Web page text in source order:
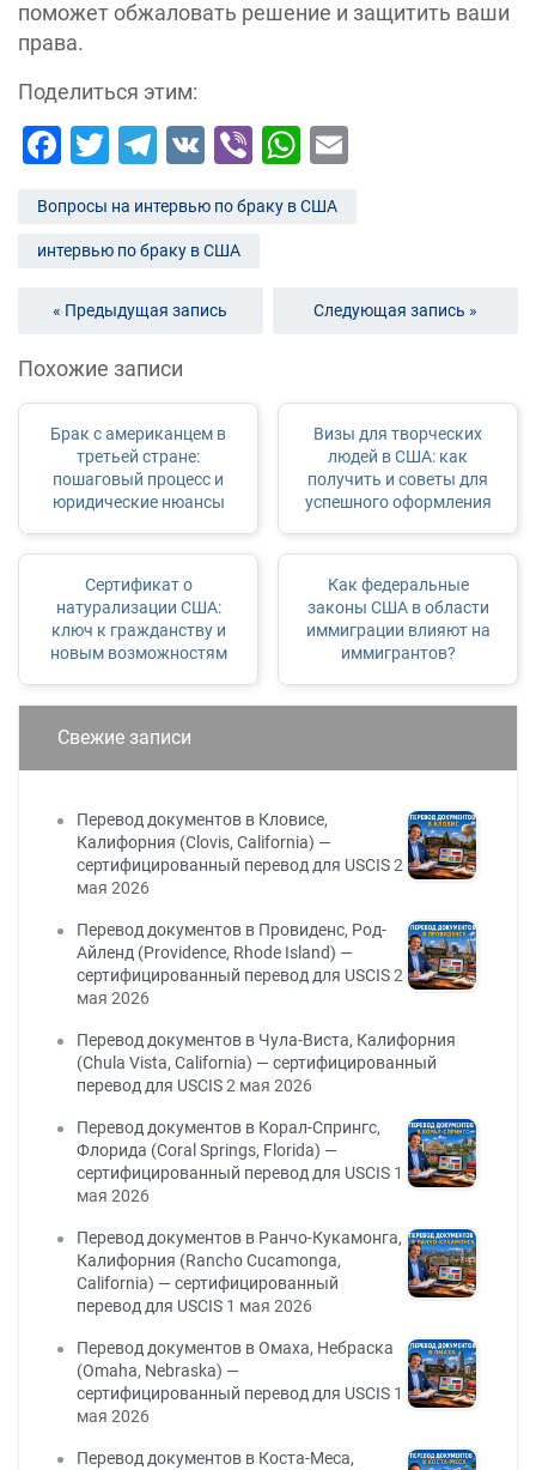
поможет обжаловать решение и защитить ваши
права.
Поделиться этим:
Facebook
Twitter
Telegram
VK ViberWhatsApp
Вопросы на интервью по браку в США
интервью по браку в США
« Предыдущая запись Следующая запись »
Похожие записи
Брак с американцем в
третьей стране:
пошаговый процесс и
юридические нюансы
Визы для творческих
людей в США: как
получить и советы для
успешного оформления
Сертификат о
натурализации США:
ключ к гражданству и
новым возможностям
Как федеральные
законы США в области
иммиграции влияют на
иммигрантов?
Свежие записи
Перевод документов в Кловисе,
Калифорния (Clovis, California) —
сертифицированный перевод для USCIS2
мая 2026
Перевод документов в Провиденс, Род-
Айленд (Providence, Rhode Island) —
сертифицированный перевод для USCIS2
мая 2026
Перевод документов в Чула-Виста, Калифорния
(Chula Vista, California) — сертифицированный
перевод для USCIS2 мая 2026
Перевод документов в Корал-Спрингс,
Флорида (Coral Springs, Florida) —
сертифицированный перевод для USCIS 1
мая 2026
Перевод документов в Ранчо-Кукамонга,
Калифорния (Rancho Cucamonga,
California) — сертифицированный
перевод для USCIS 1 мая 2026
Перевод документов в Омаха, Небраска
(Omaha, Nebraska) —
сертифицированный перевод для USCIS 1
мая 2026
Перевод документов в Коста-Меса,